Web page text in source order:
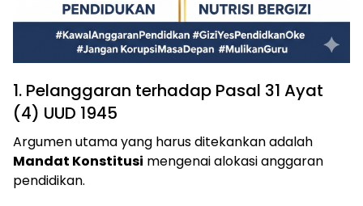
​1. Pelanggaran terhadap Pasal 31 Ayat
(4) UUD 1945
​Argumen utama yang harus ditekankan adalah
Mandat Konstitusi mengenai alokasi anggaran
pendidikan.